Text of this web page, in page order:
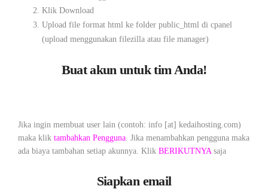
Klik Download
Upload file format html ke folder public_html di cpanel
(upload menggunakan filezilla atau file manager)
Buat akun untuk tim Anda!
Jika ingin membuat user lain (contoh: info [at] kedaihosting.com)
maka klik tambahkan Pengguna. Jika menambahkan pengguna maka
ada biaya tambahan setiap akunnya. Klik BERIKUTNYAsaja
Siapkan email